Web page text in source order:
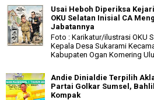
Usai Heboh Diperiksa
OKU Selatan Inisial CA
Jabatannya
Foto : Karikatur/ilustrasi OKU
Kepala Desa Sukarami
Kabupaten Ogan Komering Ulu
Andie Dinialdie Terpilih
Partai Golkar Sumsel,
Kompak